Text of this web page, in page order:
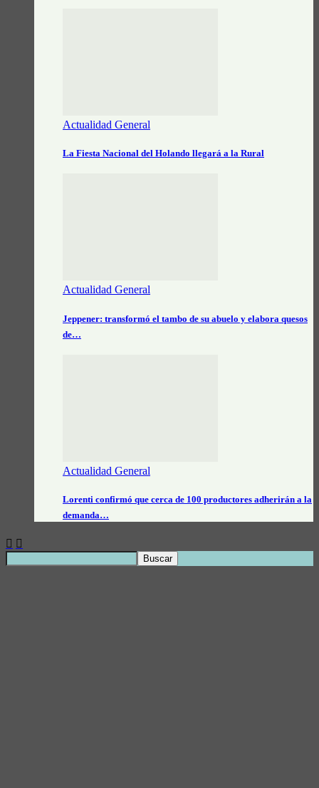
Actualidad General
La Fiesta Nacional del Holando llegará a la Rural
Actualidad General
Jeppener: transformó el tambo de su abuelo y elabora quesos
de…
Actualidad General
Lorenti confirmó que cerca de 100 productores adherirán a la
demanda…